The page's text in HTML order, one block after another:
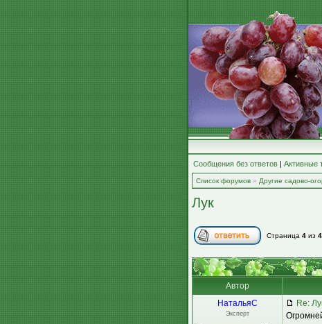
Сообщения без ответов | Активные
Список форумов » Другие садово-
Лук
Страница 4 из 4
Автор
НатальяС
Эксперт
Re: